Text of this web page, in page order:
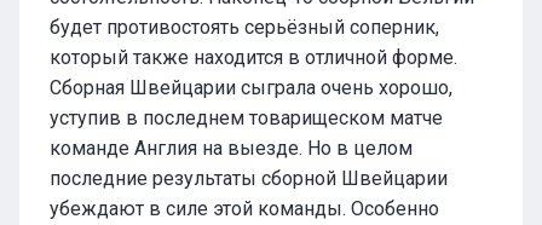
будет противостоять серьёзный соперник,
который также находится в отличной форме.
Сборная Швейцарии сыграла очень хорошо,
уступив в последнем товарищеском матче
команде Англия на выезде. Но в целом
последние результаты сборной Швейцарии
убеждают в силе этой команды. Особенно